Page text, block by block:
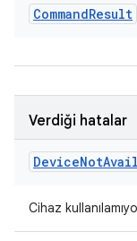
CommandResult
Verdiği hatalar
DeviceNot
Cihaz